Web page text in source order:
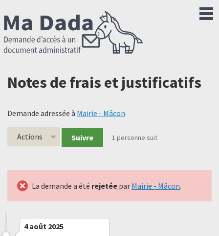
Notes de frais et justificatifs
Demande adressée à Mairie - Mâcon
Actions Suivre 1 personne suit
La demande a été rejetée par Mairie - Mâcon.
4 août 2025